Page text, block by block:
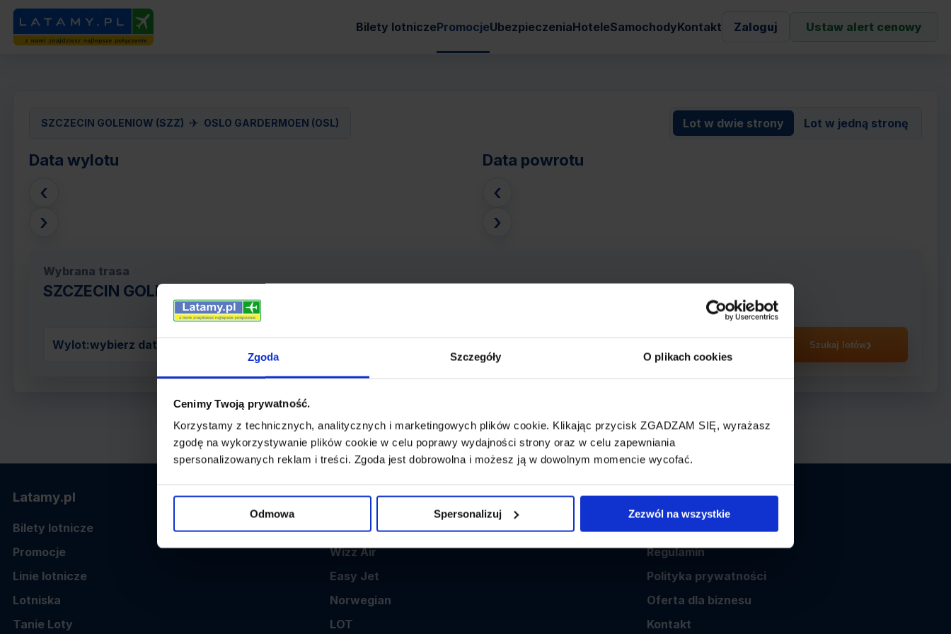
Zgoda Szczegóły O plikach cookies
Cenimy Twoją prywatność.
Korzystamy z technicznych, analitycznych i marketingowych plików cookie. Klikając przycisk ZGADZAM SIĘ, wyrażasz
zgodę na wykorzystywanie plików cookie w celu poprawy wydajności strony oraz w celu zapewniania
spersonalizowanych reklam i treści. Zgoda jest dobrowolna i możesz ją w dowolnym momencie wycofać.
Odmowa Spersonalizuj Zezwól na wszystkie
Bilety lotniczePromocjeUbezpieczeniaHoteleSamochodyKontakt Zaloguj Ustaw alert cenowy
SZCZECIN GOLENIOW (SZZ) ✈ OSLO GARDERMOEN (OSL) Lot w dwie strony Lot w jedną stronę
Data wylotu
‹
›
Data powrotu
‹
›
Wybrana trasa
SZCZECIN GOLENIOW (SZZ) - OSLO GARDERMOEN (OSL)
Wylot:wybierz datę z kalendarza Szukaj lotów
Latamy.pl
Bilety lotnicze
Promocje
Linie lotnicze
Lotniska
Tanie Loty
Popularne linie
Ryanair
Wizz Air
Easy Jet
Norwegian
LOT
Informacje
O nas
Regulamin
Polityka prywatności
Oferta dla biznesu
Kontakt